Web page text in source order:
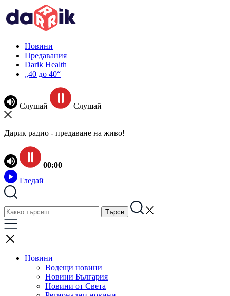
Новини
Предавания
Darik Health
„40 до 40“
Слушай Слушай
Дарик радио - предаване на живо!
00:00
Гледай
Новини
Водещи новини
Новини България
Новини от Света